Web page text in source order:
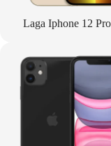
Laga Iphone 12